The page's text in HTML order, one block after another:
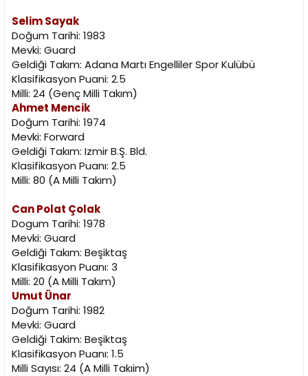
Selim Sayak
Doğum Tarihi: 1983
Mevki: Guard
Geldiği Takım: Adana Martı Engelliler Spor Kulübü
Klasifikasyon Puani: 2.5
Milli: 24 (Genç Milli Takım)
Ahmet Mencik
Doğum Tarihi: 1974
Mevki: Forward
Geldiği Takım: Izmir B.Ş. Bld.
Klasifikasyon Puanı: 2.5
Milli: 80 (A Milli Takım)
Can Polat Çolak
Dogum Tarihi: 1978
Mevki: Guard
Geldiği Takım: Beşiktaş
Klasifikasyon Puanı: 3
Milli: 20 (A Milli Takım)
Umut Ünar
Doğum Tarihi: 1982
Mevki: Guard
Geldiği Takim: Beşiktaş
Klasifikasyon Puanı: 1.5
Milli Sayısı: 24 (A Milli Takıim)